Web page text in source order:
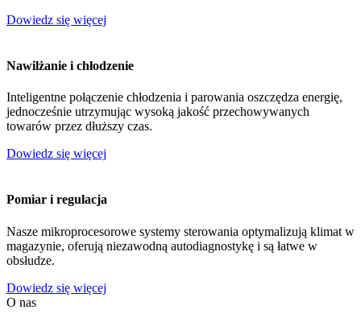
Dowiedz się więcej
Nawilżanie i chłodzenie
Inteligentne połączenie chłodzenia i parowania oszczędza energię,
jednocześnie utrzymując wysoką jakość przechowywanych
towarów przez dłuższy czas.
Dowiedz się więcej
Pomiar i regulacja
Nasze mikroprocesorowe systemy sterowania optymalizują klimat w
magazynie, oferują niezawodną autodiagnostykę i są łatwe w
obsłudze.
Dowiedz się więcej
O nas